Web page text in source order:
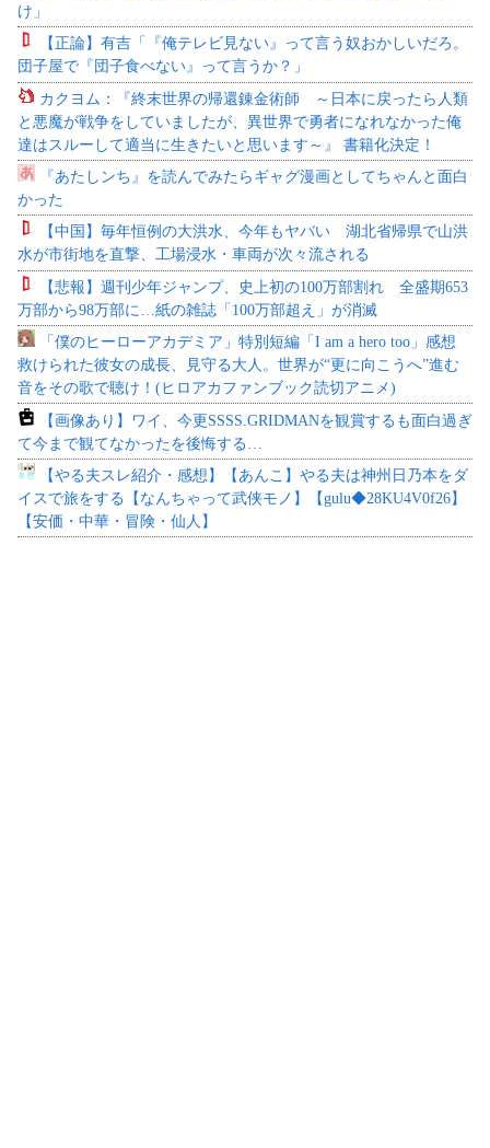
け」
【正論】有吉「『俺テレビ見ない』って言う奴おかしいだろ。
団子屋で『団子食べない』って言うか？」
カクヨム：『終末世界の帰還錬金術師 ～日本に戻ったら人類
と悪魔が戦争をしていましたが、異世界で勇者になれなかった俺
達はスルーして適当に生きたいと思います～』 書籍化決定！
『あたしンち』を読んでみたらギャグ漫画としてちゃんと面白
かった
【中国】毎年恒例の大洪水、今年もヤバい 湖北省帰県で山洪
水が市街地を直撃、工場浸水・車両が次々流される
【悲報】週刊少年ジャンプ、史上初の100万部割れ 全盛期653
万部から98万部に…紙の雑誌「100万部超え」が消滅
「僕のヒーローアカデミア」特別短編「I am a hero too」感想
救けられた彼女の成長、見守る大人。世界が“更に向こうへ”進む
音をその歌で聴け！(ヒロアカファンブック読切アニメ)
【画像あり】ワイ、今更SSSS.GRIDMANを観賞するも面白過ぎ
て今まで観てなかったを後悔する…
【やる夫スレ紹介・感想】【あんこ】やる夫は神州日乃本をダ
イスで旅をする【なんちゃって武侠モノ】【gulu◆28KU4V0f26】
【安価・中華・冒険・仙人】